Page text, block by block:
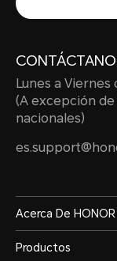
Lunes a Viernes
(A excepción
nacionales)
Acerca De HONOR
Productos